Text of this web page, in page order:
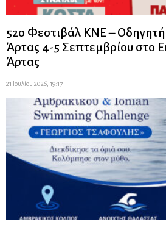
52ο Φεστιβάλ ΚΝΕ –
Άρτας 4-5 Σεπτεμβρίου στο
Άρτας
21 Ιουλίου 2026, 19:17